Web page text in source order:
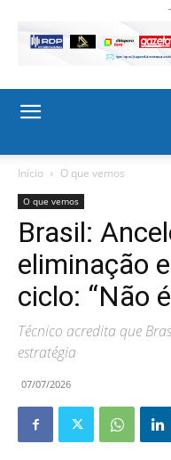
Início O que vemos
O que vemos
Brasil:
eliminação
ciclo: “Não
Técnico acredita que
estratégia
07/07/2026